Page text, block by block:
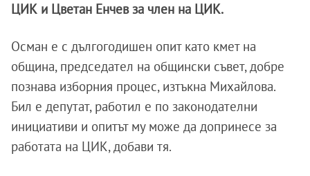
ЦИК и Цветан Енчев за член на ЦИК.
Осман е с дългогодишен опит като кмет на
община, председател на общински съвет, добре
познава изборния процес, изтъкна Михайлова.
Бил е депутат, работил е по законодателни
инициативи и опитът му може да допринесе за
работата на ЦИК, добави тя.